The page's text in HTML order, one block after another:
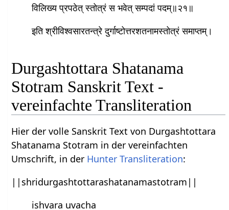
विलिख्य प्रपठेत् स्तोत्रं स भवेत् सम्पदां पदम्॥२१॥
इति श्रीविश्‍वसारतन्त्रे दुर्गाष्टोत्तरशतनामस्तोत्रं समाप्तम्।
Durgashtottara Shatanama
Stotram Sanskrit Text -
vereinfachte Transliteration
Hier der volle Sanskrit Text von Durgashtottara
Shatanama Stotram in der vereinfachten
Umschrift, in der Hunter Transliteration:
||shridurgashtottarashatanamastotram||
ish‍vara uvacha